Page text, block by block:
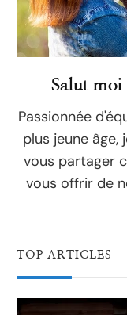
Salut moi
Passionnée
plus jeune âge,
vous partager
vous offrir de
TOP ARTICLES